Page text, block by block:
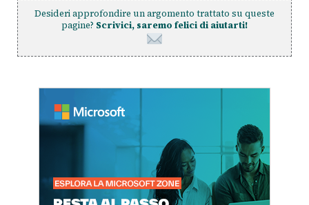
Desideri approfondire un argomento trattato su queste
pagine? Scrivici, saremo felici di aiutarti!